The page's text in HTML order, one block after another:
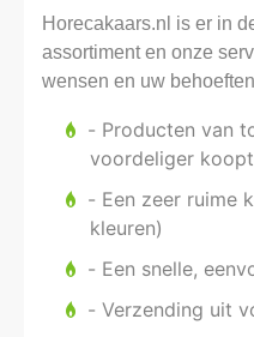
Horecakaars.nl is er in
assortiment en onze
wensen en uw
- Producten van
voordeliger koopt
- Een zeer ruime
kleuren)
- Een snelle,
- Verzending uit